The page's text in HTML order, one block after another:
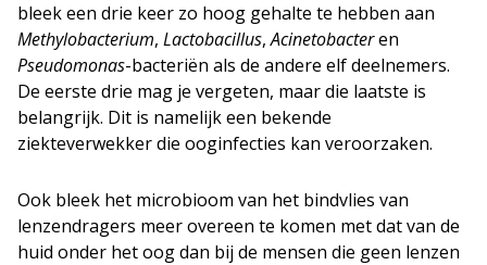
bleek een drie keer zo hoog gehalte te hebben aan
Methylobacterium, Lactobacillus,Acinetobacteren
Pseudomonas-bacteriën als de andere elf deelnemers.
De eerste drie mag je vergeten, maar die laatste is
belangrijk. Dit is namelijk een bekende
ziekteverwekker die ooginfecties kan veroorzaken.
Ook bleek het microbioom van het bindvlies van
lenzendragers meer overeen te komen met dat van de
huid onder het oog dan bij de mensen die geen lenzen